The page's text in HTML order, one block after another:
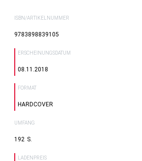
ISBN/ARTIKELNUMMER
9783898839105
ERSCHEINUNGSDATUM
08.11.2018
FORMAT
HARDCOVER
UMFANG
192
LADENPREIS